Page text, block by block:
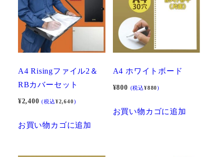
A4 Risingファイル2＆
RBカバーセット
¥2,400 (税込¥2,640)
お買い物カゴに追加
A4 ホワイトボード
¥800 (税込¥880)
お買い物カゴに追加